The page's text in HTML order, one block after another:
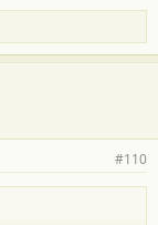
#110